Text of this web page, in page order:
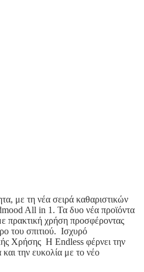
με τη νέα σειρά καθαριστικών
All in 1. Τα δυο νέα προϊόντα
πρακτική χρήση προσφέροντας
του σπιτιού. Ισχυρό
Χρήσης Η Endless φέρνει την
την ευκολία με το νέο